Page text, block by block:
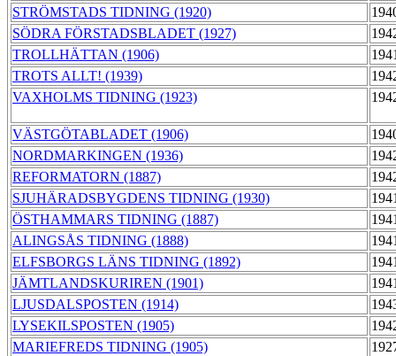
STRÖMSTADS TIDNING (1920)
SÖDRA FÖRSTADSBLADET (1927)
TROLLHÄTTAN (1906)
TROTS ALLT! (1939)
VAXHOLMS TIDNING (1923)
VÄSTGÖTABLADET (1906)
NORDMARKINGEN (1936)
REFORMATORN (1887)
SJUHÄRADSBYGDENS TIDNING (1930)
ÖSTHAMMARS TIDNING (1887)
ALINGSÅS TIDNING (1888)
ELFSBORGS LÄNS TIDNING (1892)
JÄMTLANDSKURIREN (1901)
LJUSDALSPOSTEN (1914)
LYSEKILSPOSTEN (1905)
MARIEFREDS TIDNING (1905)